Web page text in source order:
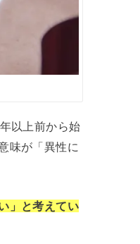
以上前から始
味が「異性に
」と考えてい